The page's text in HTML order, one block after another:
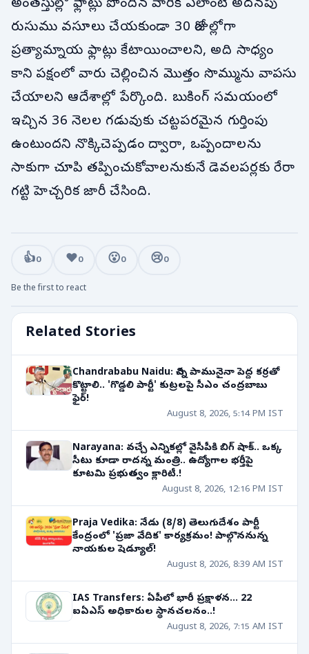
అంతస్తుల్లో ఫ్లాట్లు పొందిన వారికి ఎలాంటి అదనపు
రుసుము వసూలు చేయకుండా 30 రోజుల్లోగా
ప్రత్యామ్నాయ ఫ్లాట్లు కేటాయించాలని, అది సాధ్యం
కాని పక్షంలో వారు చెల్లించిన మొత్తం సొమ్మును వాపసు
చేయాలని ఆదేశాల్లో పేర్కొంది. బుకింగ్ సమయంలో
ఇచ్చిన 36 నెలల గడువుకు చట్టపరమైన గుర్తింపు
ఉంటుందని నొక్కిచెప్పడం ద్వారా, ఒప్పందాలను
సాకుగా చూపి తప్పించుకోవాలనుకునే డెవలపర్లకు రేరా
గట్టి హెచ్చరిక జారీ చేసింది.
Related Stories
Chandrababu Naidu: చిన్న పామునైనా పెద్ద కర్రతో
కొట్టాలి.. 'గొడ్డలి పార్టీ' కుట్రలపై సీఎం చంద్రబాబు
ఫైర్!
August 8, 2026, 5:14 PM IST
Narayana: వచ్చే ఎన్నికల్లో వైసీపీకి బిగ్ షాక్.. ఒక్క
సీటు కూడా రాదన్న మంత్రి.. ఉద్యోగాల భర్తీపై
కూటమి ప్రభుత్వం క్లారిటీ.!
August 8, 2026, 12:16 PM IST
Praja Vedika: నేడు (8/8) తెలుగుదేశం పార్టీ
కేంద్రంలో 'ప్రజా వేదిక' కార్యక్రమం! పాల్గొననున్న
నాయకుల షెడ్యూల్!
August 8, 2026, 8:39 AM IST
IAS Transfers: ఏపీలో భారీ ప్రక్షాళన... 22
ఐఏఎస్ అధికారుల స్థానచలనం..!
August 8, 2026, 7:15 AM IST
👍0 ❤️0 😮0 😢0
Be the first to react